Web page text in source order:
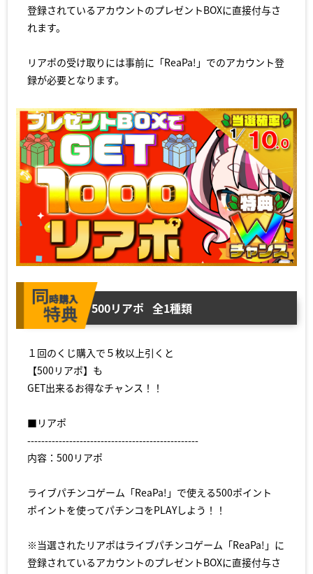
登録されているアカウントのプレゼントBOXに直接付与さ
れます。
リアポの受け取りには事前に「ReaPa!」でのアカウント登
録が必要となります。
500リアポ 全1種類
１回のくじ購入で５枚以上引くと
【500リアポ】も
GET出来るお得なチャンス！！
■リアポ
-------------------------------------------------
内容：500リアポ
ライブパチンコゲーム「ReaPa!」で使える500ポイント
ポイントを使ってパチンコをPLAYしよう！！
※当選されたリアポはライブパチンコゲーム「ReaPa!」に
登録されているアカウントのプレゼントBOXに直接付与さ